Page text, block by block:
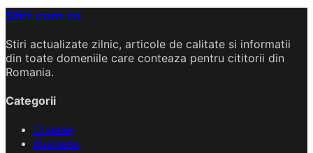
Stiri.com.ro
Stiri actualizate zilnic, articole de calitate si informatii
din toate domeniile care conteaza pentru cititorii din
Romania.
Categorii
Diverse
Business